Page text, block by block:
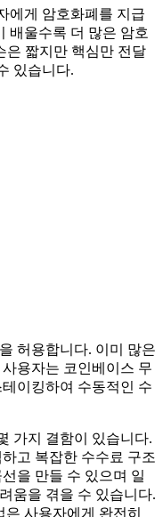
에게 암호화폐를 지급
배울수록 더 많은 암호
은 짧지만 핵심만 전달
있습니다.
허용합니다. 이미 많은
용자는 코인베이스 무
이킹하여 수동적인 수
가지 결함이 있습니다.
고 복잡한 수수료 구조
을 만들 수 있으며 일
움을 겪을 수 있습니다.
사용자에게 완전히